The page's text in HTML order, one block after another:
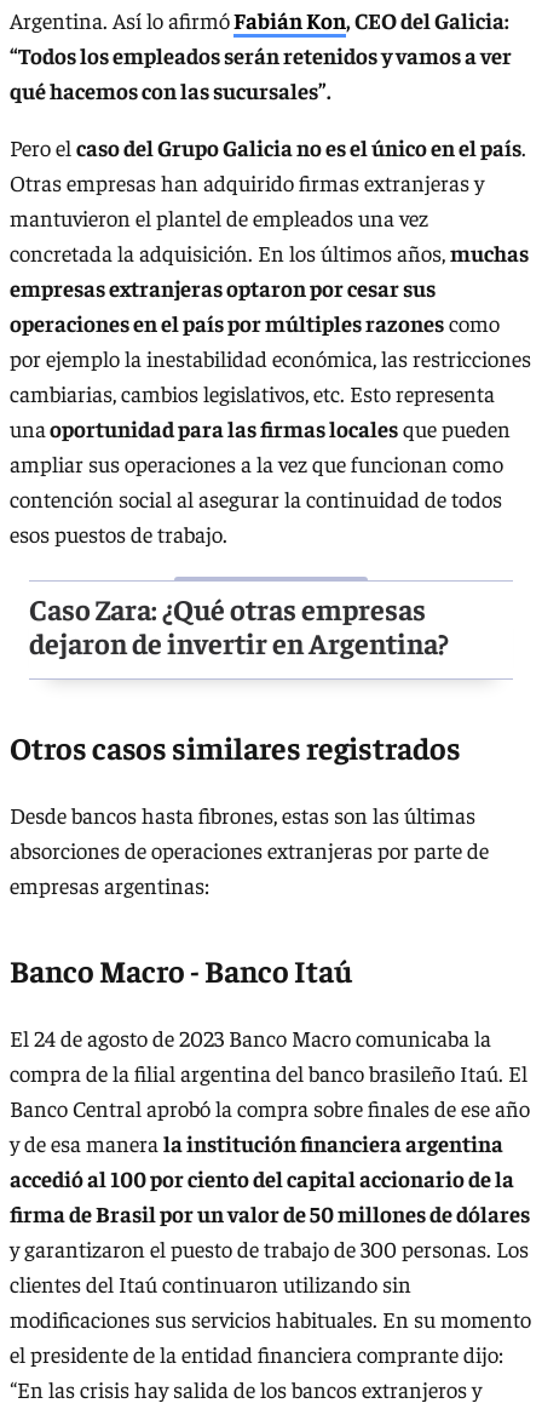
Argentina. Así lo afirmóFabián Kon, CEO del Galicia:
“Todos los empleados serán retenidos y vamos a ver
qué hacemos con las sucursales”.
Pero el caso del Grupo Galicia no es el único en el país.
Otras empresas han adquirido firmas extranjeras y
mantuvieron el plantel de empleados una vez
concretada la adquisición. En los últimos años,muchas
empresas extranjeras optaron por cesar sus
operaciones en el país por múltiples razonescomo
por ejemplo la inestabilidad económica, las restricciones
cambiarias, cambios legislativos, etc. Esto representa
unaoportunidad para las firmas localesque pueden
ampliar sus operaciones a la vez que funcionan como
contención social al asegurar la continuidad de todos
esos puestos de trabajo.
Caso Zara: ¿Qué otras empresas
dejaron de invertir en Argentina?
Otros casos similares registrados
Desde bancos hasta fibrones, estas son las últimas
absorciones de operaciones extranjeras por parte de
empresas argentinas:
Banco Macro - Banco Itaú
El 24 de agosto de 2023 Banco Macro comunicaba la
compra de la filial argentina del banco brasileño Itaú. El
Banco Central aprobó la compra sobre finales de ese año
y de esa manera la institución financiera argentina
accedió al 100 por ciento del capital accionario de la
firma de Brasil por un valor de 50 millones de dólares
y garantizaron el puesto de trabajo de 300 personas. Los
clientes del Itaú continuaron utilizando sin
modificaciones sus servicios habituales. En su momento
el presidente de la entidad financiera comprante dijo:
“En las crisis hay salida de los bancos extranjeros y